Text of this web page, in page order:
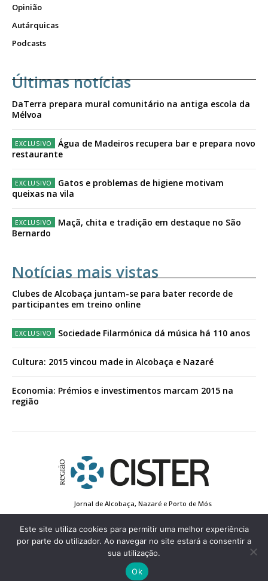
Opinião
Autárquicas
Podcasts
Últimas notícias
DaTerra prepara mural comunitário na antiga escola da
Mélvoa
Água de Madeiros recupera bar e prepara novo
restaurante
Gatos e problemas de higiene motivam
queixas na vila
Maçã, chita e tradição em destaque no São
Bernardo
Notícias mais vistas
Clubes de Alcobaça juntam-se para bater recorde de
participantes em treino online
Sociedade Filarmónica dá música há 110 anos
Cultura: 2015 vincou made in Alcobaça e Nazaré
Economia: Prémios e investimentos marcam 2015 na
região
Jornal de Alcobaça, Nazaré e Porto de Mós
Conta de Registo
Edição Impressa
© 2022 Região de Cister - Todos os direitos reservados.
Este site utiliza cookies para permitir uma melhor experiência
por parte do utilizador. Ao navegar no site estará a consentir a
sua utilização.
Ok